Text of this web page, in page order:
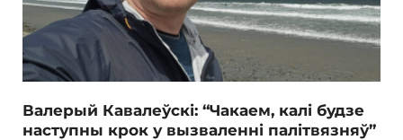
Валерый Кавалеўскі: “Чакаем, калі будзе
наступны крок у вызваленні палітвязняў”